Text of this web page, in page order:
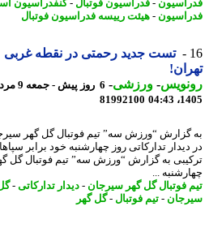
-فدراسیون فوتبال-کنفدراسیون آسیا -
-هیئت رییسه فدراسیون فوتبال
تست جدید رحمتی در نقطه غربی
-ورزشی-
6 روز پیش - جمعه 9 مرداد
81992100
“ورزش سه” تیم فوتبال گل گهر سیرجان
تدارکاتی روز چهارشنبه خود برابر سپاهان، با
به گزارش “ورزش سه” تیم فوتبال گل گهر
...
فوتبال گل گهر سیرجان -دیدار تدارکاتی-گل
-تیم فوتبال-گل گهر